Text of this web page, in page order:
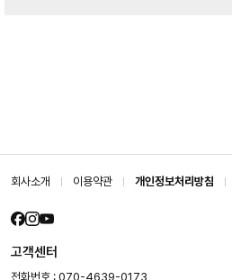
회사소개 이용약관 개인정보처리방침
고객센터
전화번호 : 070-4639-0173